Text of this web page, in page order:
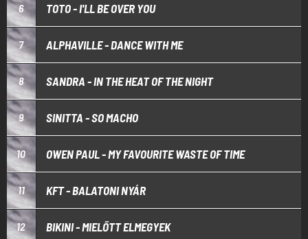
6 TOTO - I'LL BE OVER YOU
7 ALPHAVILLE - DANCE WITH ME
8 SANDRA - IN THE HEAT OF THE NIGHT
9 SINITTA - SO MACHO
10 OWEN PAUL - MY FAVOURITE WASTE OF TIME
11 KFT - BALATONI NYÁR
12 BIKINI - MIELŐTT ELMEGYEK